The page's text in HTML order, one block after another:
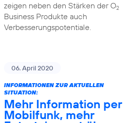
zeigen neben den Stärken der O2
Business Produkte auch
Verbesserungspotentiale.
06. April 2020
INFORMATIONEN ZUR AKTUELLEN
SITUATION:
Mehr Information per
Mobilfunk, mehr